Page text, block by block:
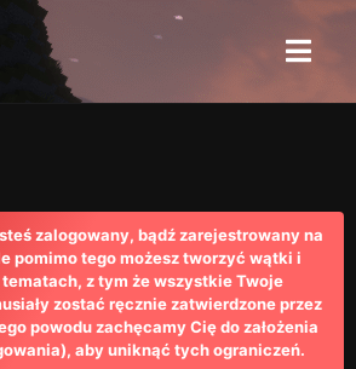
zalogowany, bądź zarejestrowany na
pomimo tego możesz tworzyć wątki i
z tym że wszystkie Twoje
zostać ręcznie zatwierdzone przez
powodu zachęcamy Cię do założenia
aby uniknąć tych ograniczeń.